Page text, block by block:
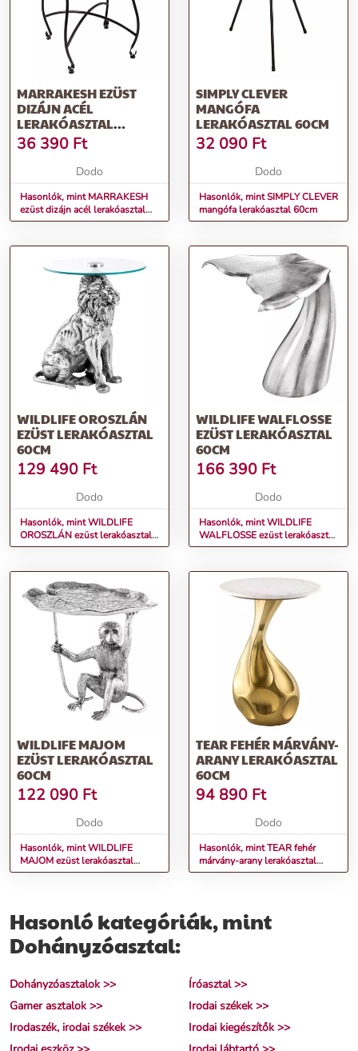
MARRAKESH EZÜST
DIZÁJN ACÉL
LERAKÓASZTAL
LEVEHETŐ TÁLCÁVAL
60CM
36 390 Ft
Dodo
Hasonlók, mint MARRAKESH
ezüst dizájn acél lerakóasztal
levehető tálcával 60cm
SIMPLY CLEVER
MANGÓFA
LERAKÓASZTAL 60CM
32 090 Ft
Dodo
Hasonlók, mint SIMPLY CLEVER
mangófa lerakóasztal 60cm
WILDLIFE OROSZLÁN
EZÜST LERAKÓASZTAL
60CM
129 490 Ft
Dodo
Hasonlók, mint WILDLIFE
OROSZLÁN ezüst lerakóasztal
60cm
WILDLIFE WALFLOSSE
EZÜST LERAKÓASZTAL
60CM
166 390 Ft
Dodo
Hasonlók, mint WILDLIFE
WALFLOSSE ezüst lerakóasztal
60cm
WILDLIFE MAJOM
EZÜST LERAKÓASZTAL
60CM
122 090 Ft
Dodo
Hasonlók, mint WILDLIFE
MAJOM ezüst lerakóasztal
60cm
TEAR FEHÉR MÁRVÁNY-
ARANY LERAKÓASZTAL
60CM
94 890 Ft
Dodo
Hasonlók, mint TEAR fehér
márvány-arany lerakóasztal
60cm
Hasonló kategóriák, mint
Dohányzóasztal:
Dohányzóasztalok >>
Íróasztal >>
Gamer asztalok >>
Irodai székek >>
Irodaszék, irodai székek >>
Irodai kiegészítők >>